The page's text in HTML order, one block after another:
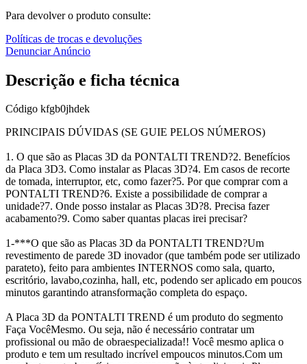
Para devolver o produto consulte:
Políticas de trocas e devoluções
Denunciar Anúncio
Descrição e ficha técnica
Código kfgb0jhdek
PRINCIPAIS DÚVIDAS (SE GUIE PELOS NÚMEROS)
1. O que são as Placas 3D da PONTALTI TREND?2. Benefícios
da Placa 3D3. Como instalar as Placas 3D?4. Em casos de recorte
de tomada, interruptor, etc, como fazer?5. Por que comprar com a
PONTALTI TREND?6. Existe a possibilidade de comprar a
unidade?7. Onde posso instalar as Placas 3D?8. Precisa fazer
acabamento?9. Como saber quantas placas irei precisar?
1-***O que são as Placas 3D da PONTALTI TREND?Um
revestimento de parede 3D inovador (que também pode ser utilizado
parateto), feito para ambientes INTERNOS como sala, quarto,
escritório, lavabo,cozinha, hall, etc, podendo ser aplicado em poucos
minutos garantindo atransformação completa do espaço.
A Placa 3D da PONTALTI TREND é um produto do segmento
Faça VocêMesmo. Ou seja, não é necessário contratar um
profissional ou mão de obraespecializada!! Você mesmo aplica o
produto e tem um resultado incrível empoucos minutos.Com um